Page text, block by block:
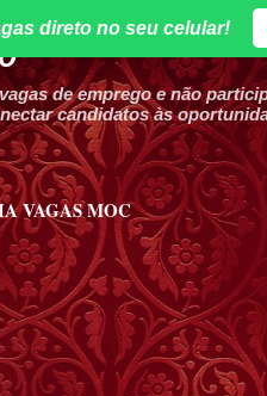
principal
de emprego e não
candidatos às
direto no seu celular!
VAGAS MOC